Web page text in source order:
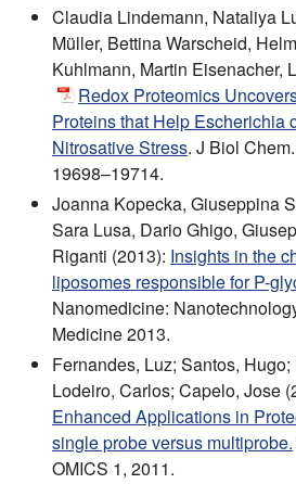
Claudia Lindemann, Nataliya
Müller, Bettina Warscheid,
Kuhlmann, Martin Eisenacher,
Redox Proteomics
Proteins that Help Escherichia
Nitrosative Stress. J Biol
19698–19714.
Joanna Kopecka, Giuseppina
Sara Lusa, Dario Ghigo,
Riganti (2013): Insights in the
liposomes responsible for P-
Nanomedicine:
Medicine 2013.
Fernandes, Luz; Santos,
Lodeiro, Carlos; Capelo, Jose
Enhanced Applications in
single probe versus multiprobe.
OMICS 1, 2011.